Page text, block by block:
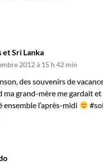
et Sri Lanka
2012 à 15 h 42 min
des souvenirs de
ma grand-mère me gardait et
ensemble l’après-midi